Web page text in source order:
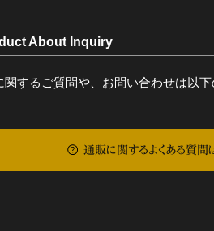
About Inquiry
関するご質問や、お問い合わせは以
通販に関するよくある質問